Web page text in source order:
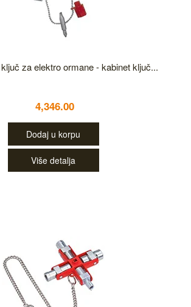
za elektro ormane - kabinet ključ...
4,346.00
Dodaj u korpu
Više detalja